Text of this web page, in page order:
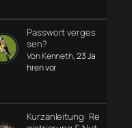
Passwort verges
sen?
Von Kenneth, 23 Ja
hren vor
Kurzanleitung: Re